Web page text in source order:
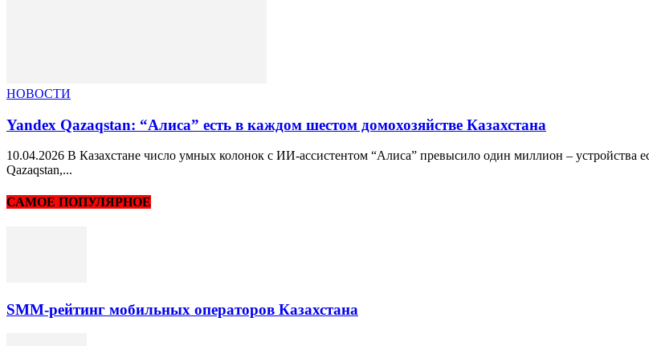
НОВОСТИ
Yandex Qazaqstan: “Алиса” есть в каждом шестом домохозяйстве Казахстана
10.04.2026 В Казахстане число умных колонок с ИИ-ассистентом “Алиса” превысило один миллион – устройства
Qazaqstan,...
САМОЕ ПОПУЛЯРНОЕ
SMM-рейтинг мобильных операторов Казахстана